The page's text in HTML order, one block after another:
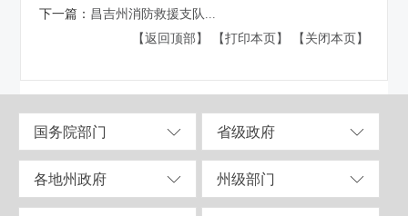
下一篇： 昌吉州消防救援支队...
【返回顶部】
【打印本页】 【关闭本页】
国务院部门 省级政府
各地州政府 州级部门